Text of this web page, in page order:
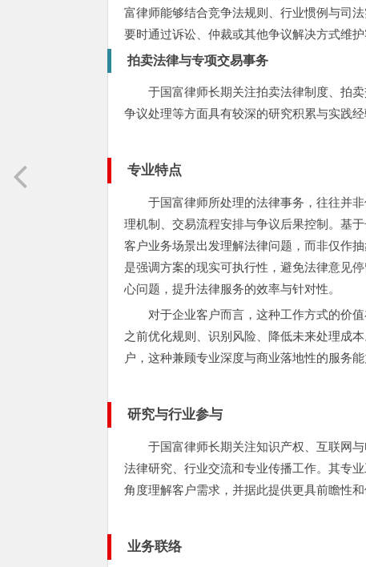
富律师能够结合竞争法规则、行业惯例与司
要时通过诉讼、仲裁或其他争议解决方式维护
拍卖法律与专项交易事务
于国富律师长期关注拍卖法律制度、拍
争议处理等方面具有较深的研究积累与实践
专业特点
于国富律师所处理的法律事务，往往并
理机制、交易流程安排与争议后果控制。基
客户业务场景出发理解法律问题，而非仅作
是强调方案的现实可执行性，避免法律意见
心问题，提升法律服务的效率与针对性。
对于企业客户而言，这种工作方式的价
之前优化规则、识别风险、降低未来处理成
户，这种兼顾专业深度与商业落地性的服务
研究与行业参与
于国富律师长期关注知识产权、互联网
法律研究、行业交流和专业传播工作。其专
角度理解客户需求，并据此提供更具前瞻性和
业务联络